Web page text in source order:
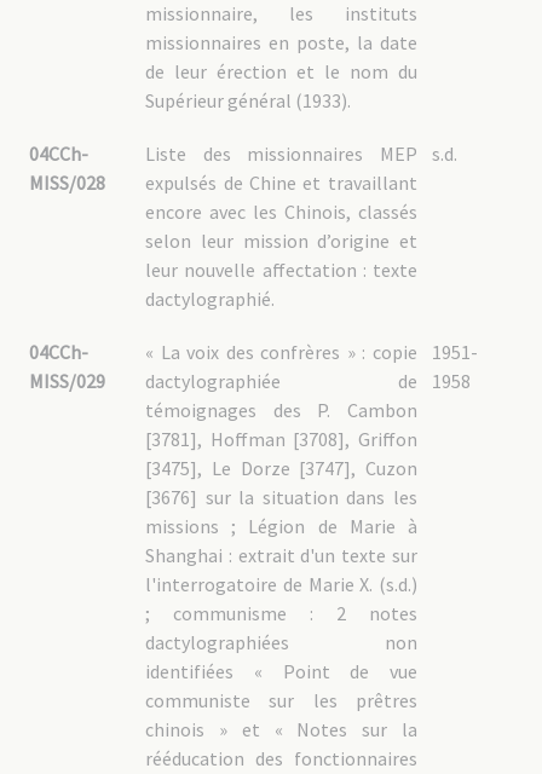
missionnaire, les instituts
missionnaires en poste, la date
de leur érection et le nom du
Supérieur général (1933).
04CCh-
MISS/028
s.d.
Liste des missionnaires MEP
expulsés de Chine et travaillant
encore avec les Chinois, classés
selon leur mission d’origine et
leur nouvelle affectation : texte
dactylographié.
04CCh-
MISS/029
1951-
1958
« La voix des confrères » : copie
dactylographiée de
témoignages des P. Cambon
[3781], Hoffman [3708], Griffon
[3475], Le Dorze [3747], Cuzon
[3676] sur la situation dans les
missions ; Légion de Marie à
Shanghai : extrait d'un texte sur
l'interrogatoire de Marie X. (s.d.)
; communisme : 2 notes
dactylographiées non
identifiées « Point de vue
communiste sur les prêtres
chinois » et « Notes sur la
rééducation des fonctionnaires